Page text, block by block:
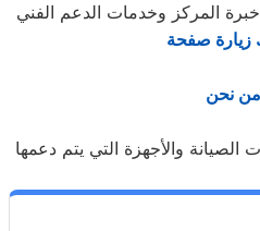
المركز وخدمات الدعم الفني
زيارة صفحة
من نحن